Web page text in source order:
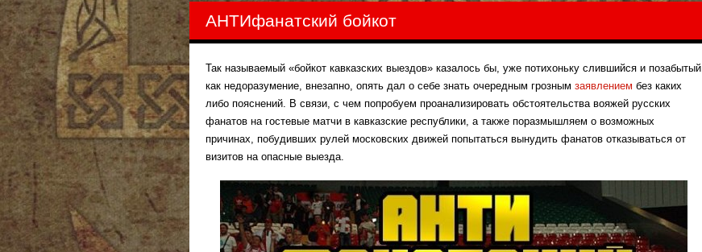
АНТИфанатский бойкот
Так называемый «бойкот кавказских выездов» казалось бы, уже потихоньку слившийся и позабытый
как недоразумение, внезапно, опять дал о себе знать очередным грозным заявлением без каких
либо пояснений. В связи, с чем попробуем проанализировать обстоятельства вояжей русских
фанатов на гостевые матчи в кавказские республики, а также поразмышляем о возможных
причинах, побудивших рулей московских движей попытаться вынудить фанатов отказываться от
визитов на опасные выезда.